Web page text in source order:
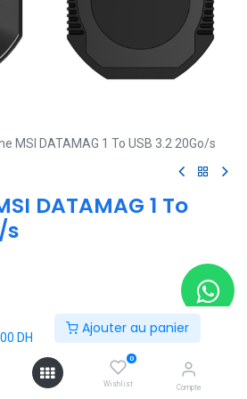
DH
Ajouter au panier
0
Wishlist Compte
MSI DATAMAG 1 To USB 3.2 20Go/s
DATAMAG 1 To
s
Ajouter au panier
souhaits